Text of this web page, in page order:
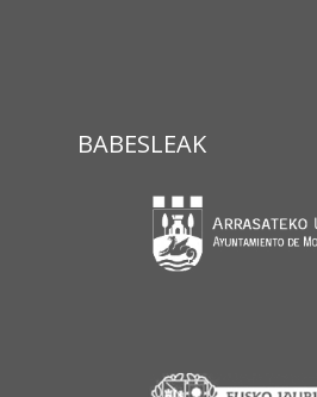
BABESLEAK